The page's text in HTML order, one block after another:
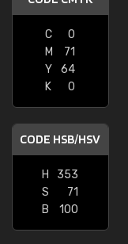
C
0
M
71
Y
64
K
0
CODE HSB/HSV
H
353
S
71
B
100